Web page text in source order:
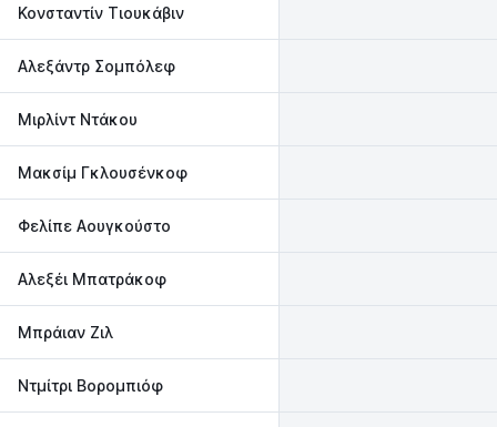
Κονσταντίν Τιουκάβιν
Αλεξάντρ Σομπόλεφ
Μιρλίντ Ντάκου
Μακσίμ Γκλουσένκοφ
Φελίπε Αουγκούστο
Αλεξέι Μπατράκοφ
Μπράιαν Ζιλ
Ντμίτρι Βορομπιόφ